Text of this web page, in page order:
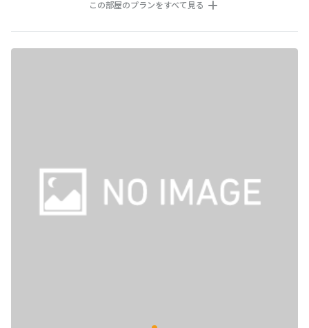
この部屋のプランをすべて見る